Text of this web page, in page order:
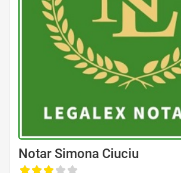
Notar Simona Ciuciu